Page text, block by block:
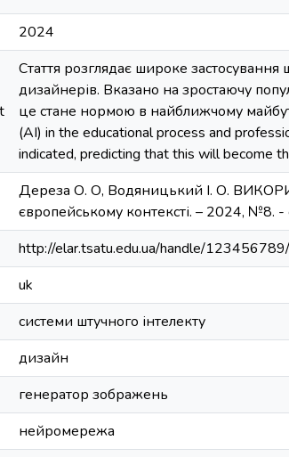
2024
Стаття розглядає широке застосування
дизайнерів. Вказано на зростаючу
це стане нормою в найближчому
(AI) in the educational process and
indicated, predicting that this will become
Дереза О. О, Водяницький І. О.
європейському контексті. – 2024, №8.
http://elar.tsatu.edu.ua/handle/
uk
системи штучного інтелекту
дизайн
генератор зображень
нейромережа